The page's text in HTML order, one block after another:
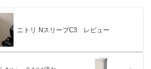
ニトリ NスリープC3 レビュー